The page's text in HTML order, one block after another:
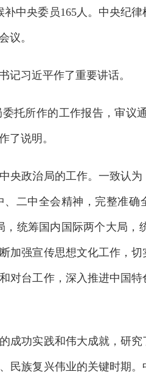
央委员165人。中央纪
议。
习近平作了重要讲话。
所作的工作报告，审议
了说明。
政治局的工作。一致认为
二中全会精神，完整准
，统筹国内国际两个大局
加强宣传思想文化工作，
对台工作，深入推进中国
功实践和伟大成就，研究
民族复兴伟业的关键时期